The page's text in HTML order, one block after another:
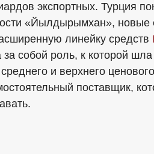
экспортных. Турция
«Йылдырымхан», новые
линейку средств
собой роль, к которой
и верхнего ценового
поставщик,